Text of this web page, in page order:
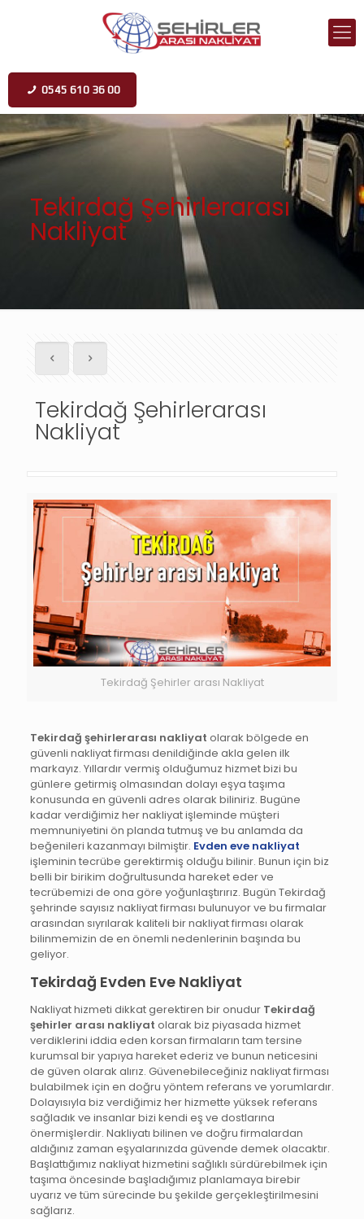
0545 610 36 00
Tekirdağ Şehirlerarası
Nakliyat
Tekirdağ Şehirlerarası
Nakliyat
Tekirdağ Şehirler arası Nakliyat
Tekirdağ şehirlerarası nakliyat olarak bölgede en
güvenli nakliyat firması denildiğinde akla gelen ilk
markayız. Yıllardır vermiş olduğumuz hizmet bizi bu
günlere getirmiş olmasından dolayı eşya taşıma
konusunda en güvenli adres olarak biliniriz. Bugüne
kadar verdiğimiz her nakliyat işleminde müşteri
memnuniyetini ön planda tutmuş ve bu anlamda da
beğenileri kazanmayı bilmiştir. Evden eve nakliyat
işleminin tecrübe gerektirmiş olduğu bilinir. Bunun için biz
belli bir birikim doğrultusunda hareket eder ve
tecrübemizi de ona göre yoğunlaştırırız. Bugün Tekirdağ
şehrinde sayısız nakliyat firması bulunuyor ve bu firmalar
arasından sıyrılarak kaliteli bir nakliyat firması olarak
bilinmemizin de en önemli nedenlerinin başında bu
geliyor.
Tekirdağ Evden Eve Nakliyat
Nakliyat hizmeti dikkat gerektiren bir onudur Tekirdağ
şehirler arası nakliyat olarak biz piyasada hizmet
verdiklerini iddia eden korsan firmaların tam tersine
kurumsal bir yapıya hareket ederiz ve bunun neticesini
de güven olarak alırız. Güvenebileceğiniz nakliyat firması
bulabilmek için en doğru yöntem referans ve yorumlardır.
Dolayısıyla biz verdiğimiz her hizmette yüksek referans
sağladık ve insanlar bizi kendi eş ve dostlarına
önermişlerdir. Nakliyatı bilinen ve doğru firmalardan
aldığınız zaman eşyalarınızda güvende demek olacaktır.
Başlattığımız nakliyat hizmetini sağlıklı sürdürebilmek için
taşıma öncesinde başladığımız planlamaya birebir
uyarız ve tüm sürecinde bu şekilde gerçekleştirilmesini
sağlarız.